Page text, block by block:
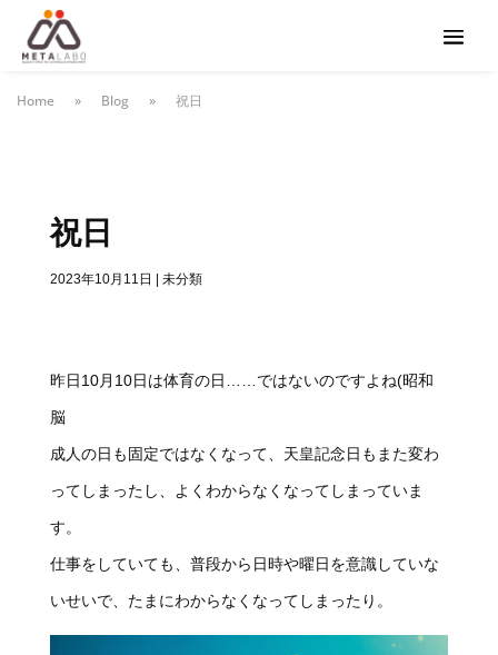
Home » Blog » 祝日
祝日
2023年10月11日 未分類
昨日10月10日は体育の日……ではないのですよね(昭和
脳
成人の日も固定ではなくなって、天皇記念日もまた変わ
ってしまったし、よくわからなくなってしまっていま
す。
仕事をしていても、普段から日時や曜日を意識していな
いせいで、たまにわからなくなってしまったり。